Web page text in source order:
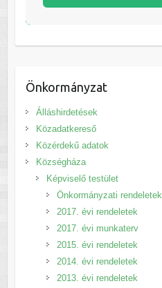
Önkormányzat
Álláshirdetések
Közadatkereső
Közérdekű adatok
Községháza
Képviselő testület
Önkormányzati rendeletek
2017. évi rendeletek
2017. évi munkaterv
2015. évi rendeletek
2014. évi rendeletek
2013. évi rendeletek